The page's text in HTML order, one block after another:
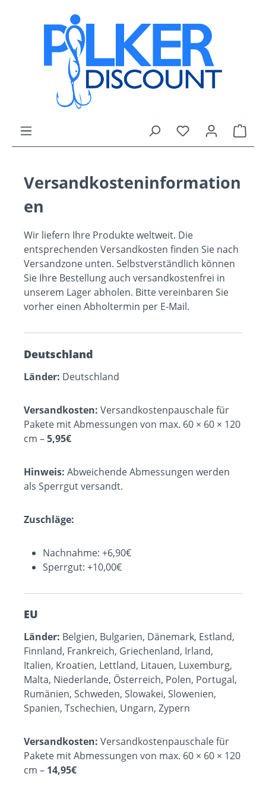
Zum Hauptinhalt springen
Du hast 0
Versandkosteninformation
en
Wir liefern Ihre Produkte weltweit. Die
entsprechenden Versandkosten finden Sie nach
Versandzone unten. Selbstverständlich können
Sie Ihre Bestellung auch versandkostenfrei in
unserem Lager abholen. Bitte vereinbaren Sie
vorher einen Abholtermin per E-Mail.
Deutschland
Länder: Deutschland
Versandkosten: Versandkostenpauschale für
Pakete mit Abmessungen von max. 60 × 60 × 120
cm –5,95€
Hinweis: Abweichende Abmessungen werden
als Sperrgut versandt.
Zuschläge:
Nachnahme: +6,90€
Sperrgut: +10,00€
EU
Länder: Belgien, Bulgarien, Dänemark, Estland,
Finnland, Frankreich, Griechenland, Irland,
Italien, Kroatien, Lettland, Litauen, Luxemburg,
Malta, Niederlande, Österreich, Polen, Portugal,
Rumänien, Schweden, Slowakei, Slowenien,
Spanien, Tschechien, Ungarn, Zypern
Versandkosten: Versandkostenpauschale für
Pakete mit Abmessungen von max. 60 × 60 × 120
cm – 14,95€